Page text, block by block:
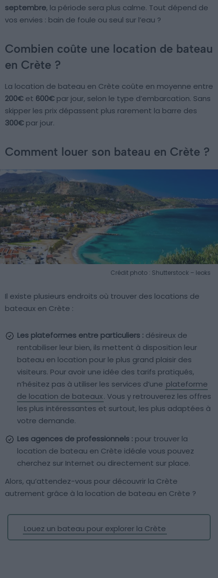
septembre, la période sera plus calme. Tout dépend de
vos envies : bain de foule ou seul sur l’eau ?
Combien coûte une location de bateau
en Crète ?
La location de bateau en Crète coûte en moyenne entre
200€ et 600€ par jour, selon le type d’embarcation. Sans
skipper les prix dépassent plus rarement la barre des
300€ par jour.
Comment louer son bateau en Crète ?
Crédit photo : Shutterstock – leoks
Il existe plusieurs endroits où trouver des locations de
bateaux en Crète :
Les plateformes entre particuliers : désireux de
rentabiliser leur bien, ils mettent à disposition leur
bateau en location pour le plus grand plaisir des
visiteurs. Pour avoir une idée des tarifs pratiqués,
n’hésitez pas à utiliser les services d’une plateforme
de location de bateaux. Vous y retrouverez les offres
les plus intéressantes et surtout, les plus adaptées à
votre demande.
Les agences de professionnels : pour trouver la
location de bateau en Crète idéale vous pouvez
cherchez sur Internet ou directement sur place.
Alors, qu’attendez-vous pour découvrir la Crète
autrement grâce à la location de bateau en Crète ?
Louez un bateau pour explorer la Crète